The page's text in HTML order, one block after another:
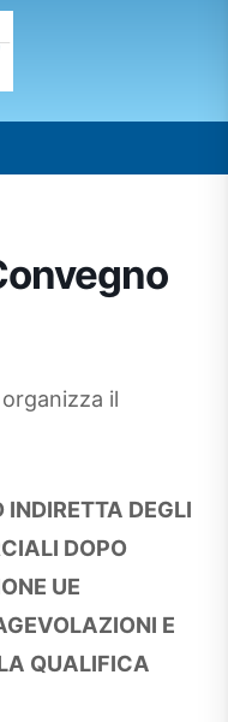
il
DEGLI
DOPO
UE
E
QUALIFICA